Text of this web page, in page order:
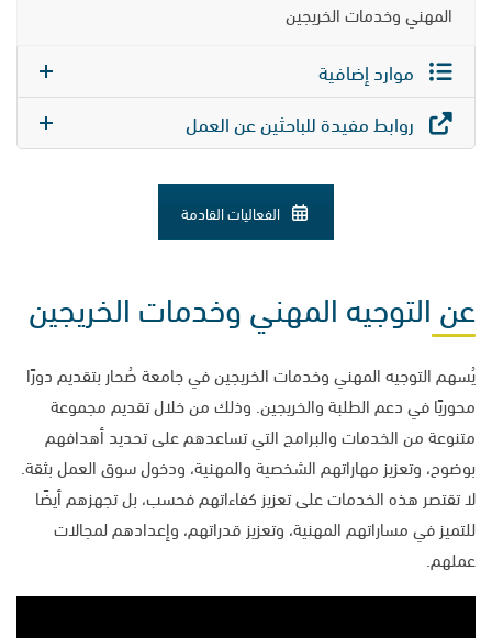
المهني وخدمات الخريجين
موارد إضافية
روابط مفيدة للباحثين عن العمل
الفعاليات القادمة
عن التوجيه المهني وخدمات الخريجين
يُسهم التوجيه المهني وخدمات الخريجين في جامعة صُحار بتقديم دورًا
محوريًا في دعم الطلبة والخريجين. وذلك من خلال تقديم مجموعة
متنوعة من الخدمات والبرامج التي تساعدهم على تحديد أهدافهم
بوضوح، وتعزيز مهاراتهم الشخصية والمهنية، ودخول سوق العمل بثقة.
لا تقتصر هذه الخدمات على تعزيز كفاءاتهم فحسب، بل تجهزهم أيضًا
للتميز في مساراتهم المهنية، وتعزيز قدراتهم، وإعدادهم لمجالات
عملهم.